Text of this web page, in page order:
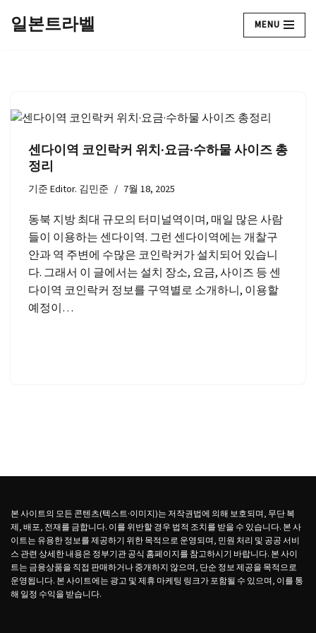
건
일본트라벨 MENU
센다이역 코인락커 위치·요금·수하물 사이즈 총
정리
기준Editor. 김민준 7월 18, 2025
동북 지방 최대 규모의 터미널역이며, 매일 많은 사람
들이 이용하는 센다이역. 그런 센다이역에는 개찰구
안과 역 주변에 수많은 코인락커가 설치되어 있습니
다. 그래서 이 글에서는 설치 장소, 요금, 사이즈 등 센
다이역 코인락커 정보를 구역별로 소개하니, 이용할
예정이…
본 사이트의 모든 콘텐츠(텍스트·이미지)는 저작권법에 의해 보호되며, 무단 복
제, 배포, 전재를 금합니다. 이를 위반할 경우 법적 조치를 받을 수 있습니다. 본 사
이트는 유용한 정보를 제공하기 위한 목적으로 운영되며, 민원 처리 및 공공 서비
스 관련 상세한 내용은 정부기관 공식 홈페이지를 참고하시기 바랍니다. 본 사이
트는 금융상품을 직접 판매하거나 중개하지 않으며, 단순 정보 제공을 목적으로
운영됩니다. 본 사이트에는 광고 및 제휴 마케팅 링크가 포함될 수 있으며, 이를 통
해 일정 수익을 받습니다.